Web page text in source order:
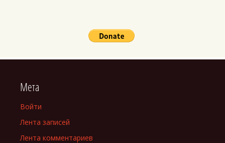
Мета
Войти
Лента записей
Лента комментариев